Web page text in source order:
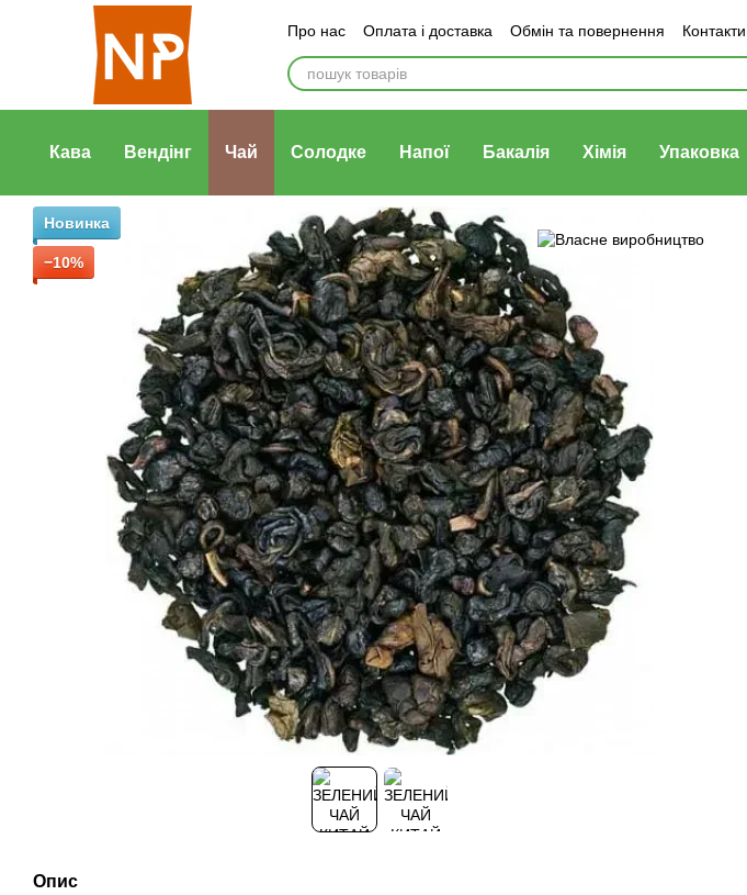
Перейти до основного контенту
Про нас Оплата і доставка Обмін та повернення
Контакти
Договір публічної оферти
Політика конфеденціності
Кава Вендінг Чай Солодке Напої Бакалія Хімія Упаковка
Новинка
−10%
Опис